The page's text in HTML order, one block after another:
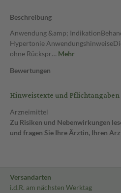
Beschreibung
Anwendung &amp;
Hypertonie
ohne Rückspr… Mehr
Bewertungen
Hinweistexte und Pflichtangaben
Arzneimittel
Zu Risiken und Nebenwirkungen
und fragen Sie Ihre Ärztin, Ihren
Versandarten
i.d.R. am nächsten Werktag